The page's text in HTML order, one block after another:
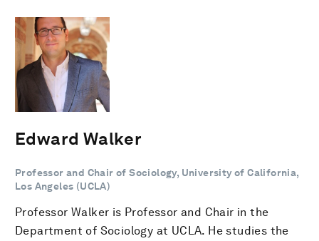
Edward Walker
Professor and Chair of Sociology, University of California,
Los Angeles (UCLA)
Professor Walker is Professor and Chair in the
Department of Sociology at UCLA. He studies the